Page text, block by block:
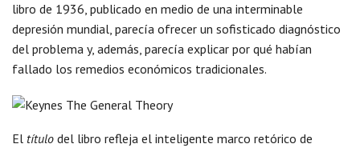
libro de 1936, publicado en medio de una interminable
depresión mundial, parecía ofrecer un sofisticado diagnóstico
del problema y, además, parecía explicar por qué habían
fallado los remedios económicos tradicionales.
El título del libro refleja el inteligente marco retórico de